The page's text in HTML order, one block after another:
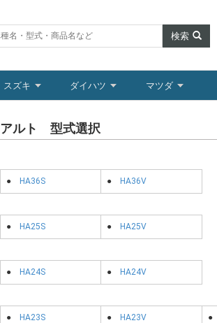
検索
スズキ ダイハツ マツダ
アルト 型式選択
● HA36S ● HA36V
● HA25S ● HA25V
● HA24S ● HA24V
● HA23S ● HA23V ●